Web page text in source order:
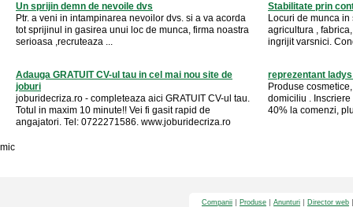
Un sprijin demn de nevoile dvs
Ptr. a veni in intampinarea nevoilor dvs. si a va acorda
tot sprijinul in gasirea unui loc de munca, firma noastra
serioasa ,recruteaza ...
Stabilitate prin
Locuri de munca
agricultura ,
ingrijit varsnici.
Adauga GRATUIT CV-ul tau in cel mai nou site de
joburi
joburidecriza.ro - completeaza aici GRATUIT CV-ul tau.
Totul in maxim 10 minute!! Vei fi gasit rapid de
angajatori. Tel: 0722271586. www.joburidecriza.ro
reprezentant
Produse
domiciliu .
40% la comenzi,
mic
Companii Produse Anunturi Director web